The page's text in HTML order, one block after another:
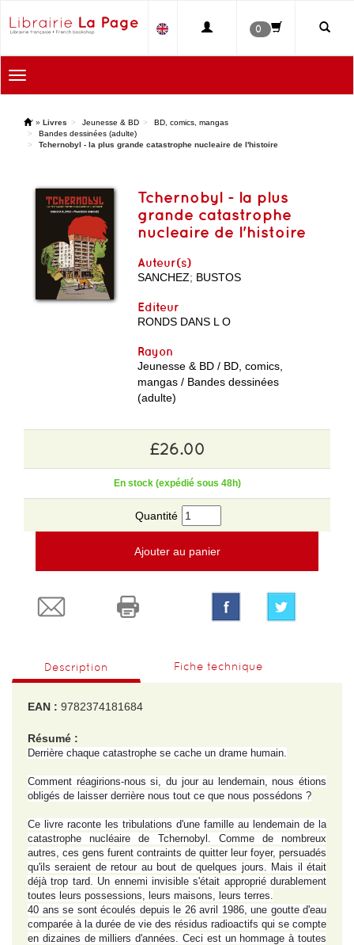
0
Toggle
navigation
' » Livres Jeunesse & BD
BD, comics, mangas
Bandes dessinées (adulte)
Tchernobyl - la plus grande catastrophe nucleaire de l'histoire
Tchernobyl - la plus
grande catastrophe
nucleaire de l'histoire
Auteur(s)
SANCHEZ; BUSTOS
Editeur
RONDS DANS L O
Rayon
Jeunesse & BD / BD, comics,
mangas / Bandes dessinées
(adulte)
£26.00
En stock (expédié sous 48h)
Quantité
Ajouter au panier
Description Fiche technique
EAN : 9782374181684
Résumé :
Derrière chaque catastrophe se cache un drame humain.
Comment réagirions-nous si, du jour au lendemain, nous étions
obligés de laisser derrière nous tout ce que nous possédons ?
Ce livre raconte les tribulations d'une famille au lendemain de la
catastrophe nucléaire de Tchernobyl. Comme de nombreux
autres, ces gens furent contraints de quitter leur foyer, persuadés
qu'ils seraient de retour au bout de quelques jours. Mais il était
déjà trop tard. Un ennemi invisible s'était approprié durablement
toutes leurs possessions, leurs maisons, leurs terres.
40 ans se sont écoulés depuis le 26 avril 1986, une goutte d'eau
comparée à la durée de vie des résidus radioactifs qui se compte
en dizaines de milliers d'années. Ceci est un hommage à toutes